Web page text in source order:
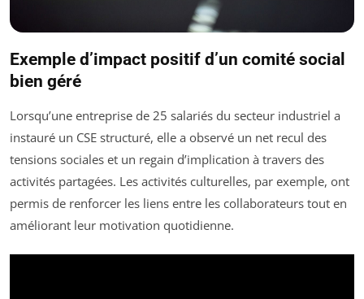
Exemple d’impact positif d’un comité social
bien géré
Lorsqu’une entreprise de 25 salariés du secteur industriel a
instauré un CSE structuré, elle a observé un net recul des
tensions sociales et un regain d’implication à travers des
activités partagées. Les activités culturelles, par exemple, ont
permis de renforcer les liens entre les collaborateurs tout en
améliorant leur motivation quotidienne.